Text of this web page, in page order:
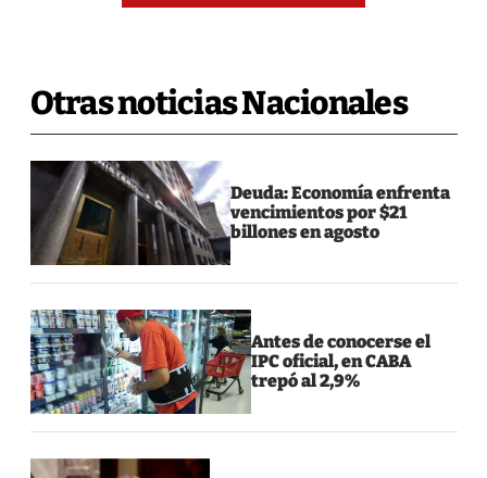
Otras noticias Nacionales
Deuda: Economía enfrenta
vencimientos por $21
billones en agosto
Antes de conocerse el
IPC oficial, en CABA
trepó al 2,9%